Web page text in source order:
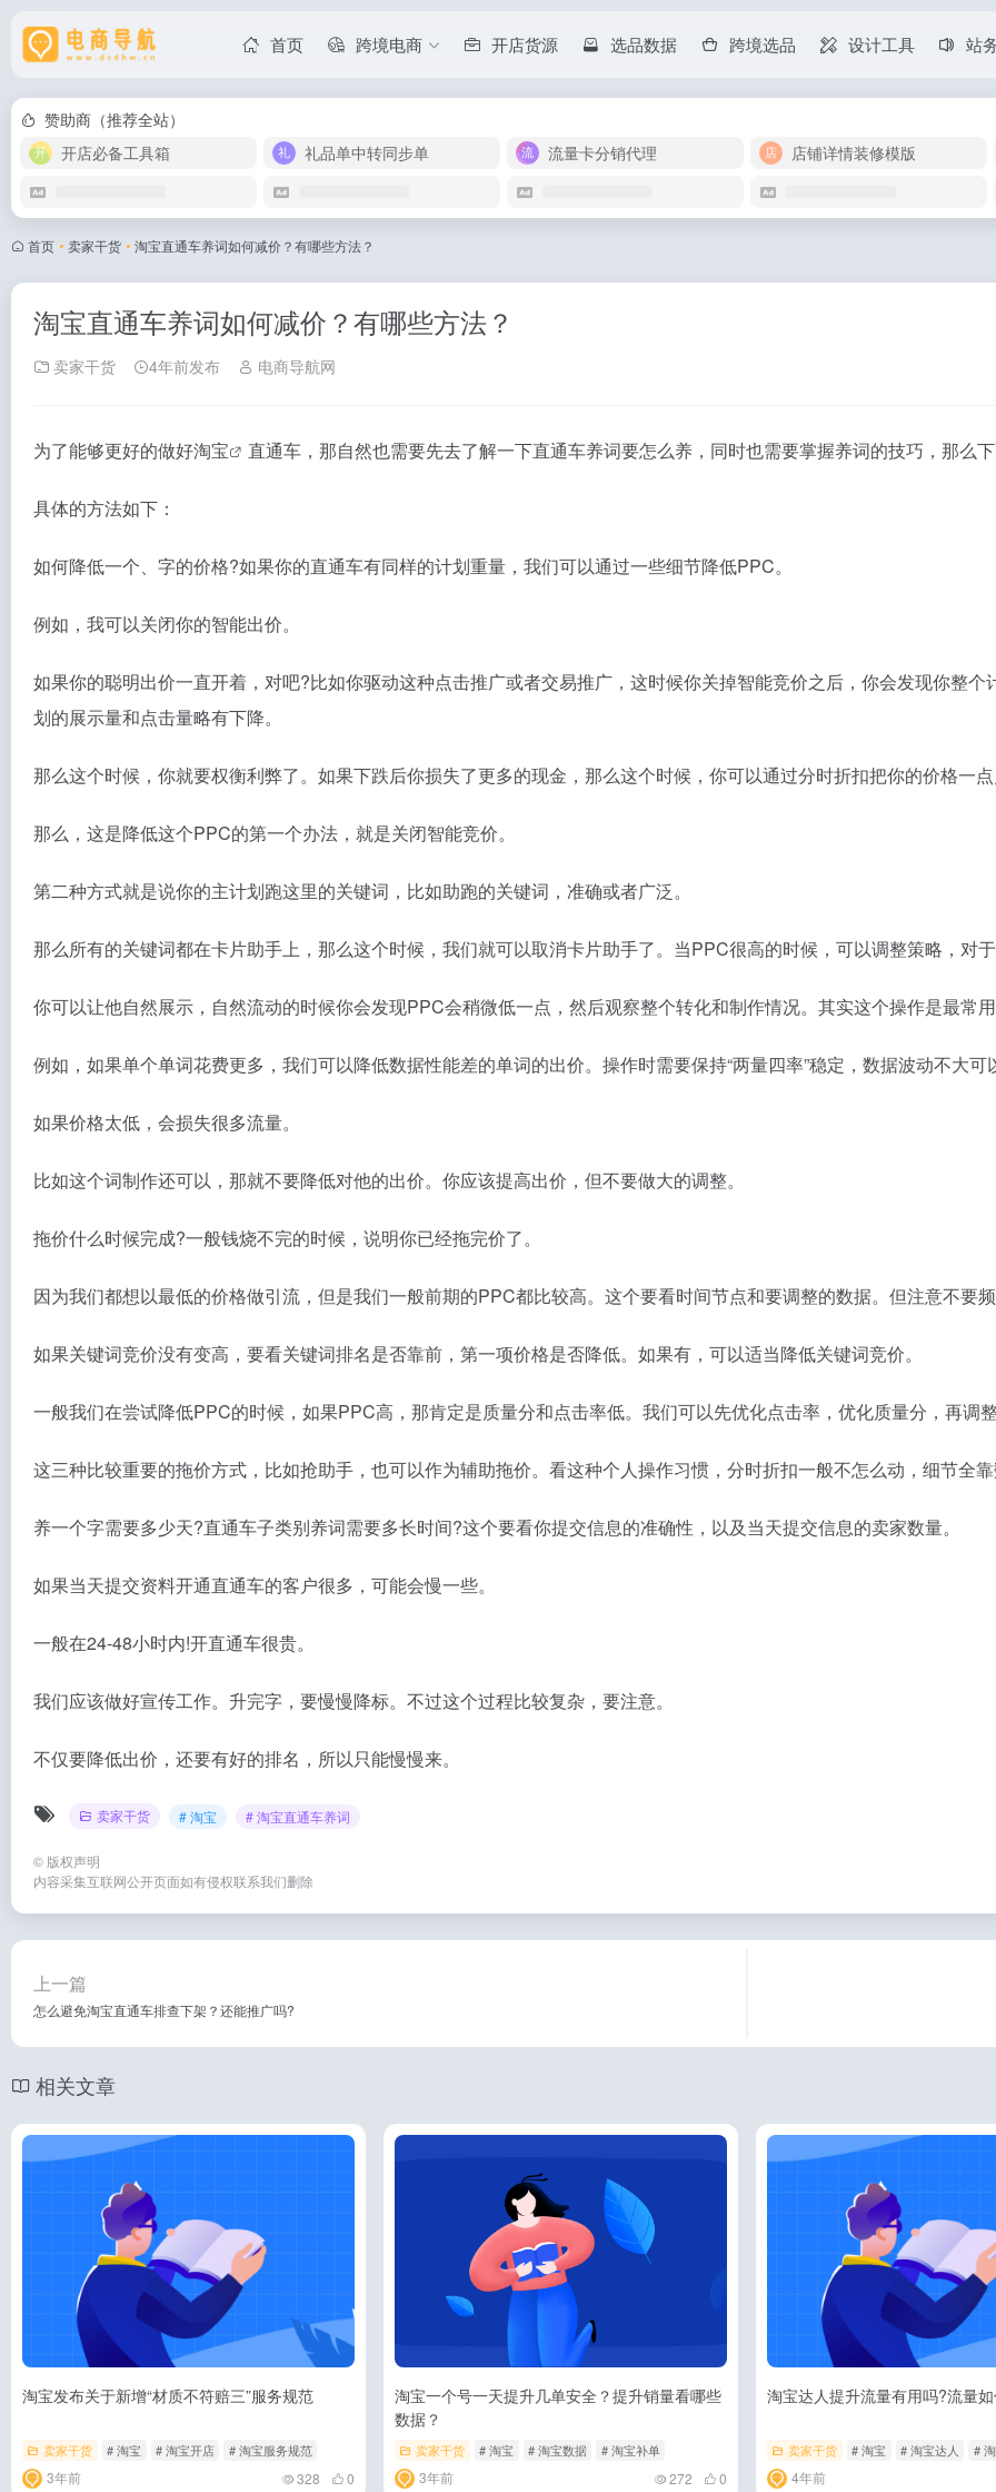
首页 跨境电商 开店货源 选品数据 跨境选品 设计工具 站
赞助商（推荐全站）
开店必备工具箱
礼品单中转同步单 流量卡分销代理 店铺详情装修模版
首页 • 卖家干货 • 淘宝直通车养词如何减价？有哪些方法？
淘宝直通车养词如何减价？有哪些方法？
卖家干货 4年前发布 电商导航网
为了能够更好的做好淘宝 直通车，那自然也需要先去了解一下直通车养词要怎么养，同时也需要掌握养词的技巧，那么
具体的方法如下：
如何降低一个、字的价格?如果你的直通车有同样的计划重量，我们可以通过一些细节降低PPC。
例如，我可以关闭你的智能出价。
如果你的聪明出价一直开着，对吧?比如你驱动这种点击推广或者交易推广，这时候你关掉智能竞价之后，你会发现你整
划的展示量和点击量略有下降。
那么这个时候，你就要权衡利弊了。如果下跌后你损失了更多的现金，那么这个时候，你可以通过分时折扣把你的价格一
那么，这是降低这个PPC的第一个办法，就是关闭智能竞价。
第二种方式就是说你的主计划跑这里的关键词，比如助跑的关键词，准确或者广泛。
那么所有的关键词都在卡片助手上，那么这个时候，我们就可以取消卡片助手了。当PPC很高的时候，可以调整策略，对
你可以让他自然展示，自然流动的时候你会发现PPC会稍微低一点，然后观察整个转化和制作情况。其实这个操作是最常
例如，如果单个单词花费更多，我们可以降低数据性能差的单词的出价。操作时需要保持“两量四率”稳定，数据波动不大
如果价格太低，会损失很多流量。
比如这个词制作还可以，那就不要降低对他的出价。你应该提高出价，但不要做大的调整。
拖价什么时候完成?一般钱烧不完的时候，说明你已经拖完价了。
因为我们都想以最低的价格做引流，但是我们一般前期的PPC都比较高。这个要看时间节点和要调整的数据。但注意不要
如果关键词竞价没有变高，要看关键词排名是否靠前，第一项价格是否降低。如果有，可以适当降低关键词竞价。
一般我们在尝试降低PPC的时候，如果PPC高，那肯定是质量分和点击率低。我们可以先优化点击率，优化质量分，再调
这三种比较重要的拖价方式，比如抢助手，也可以作为辅助拖价。看这种个人操作习惯，分时折扣一般不怎么动，细节全
养一个字需要多少天?直通车子类别养词需要多长时间?这个要看你提交信息的准确性，以及当天提交信息的卖家数量。
如果当天提交资料开通直通车的客户很多，可能会慢一些。
一般在24-48小时内!开直通车很贵。
我们应该做好宣传工作。升完字，要慢慢降标。不过这个过程比较复杂，要注意。
不仅要降低出价，还要有好的排名，所以只能慢慢来。
卖家干货 # 淘宝 # 淘宝直通车养词
© 版权声明
内容采集互联网公开页面如有侵权联系我们删除
上一篇
怎么避免淘宝直通车排查下架？还能推广吗?
相关文章
淘宝发布关于新增“材质不符赔三”服务规范
卖家干货 # 淘宝 # 淘宝开店 # 淘宝服务规范
3年前 328 0
淘宝一个号一天提升几单安全？提升销量看哪些
数据？
卖家干货 # 淘宝 # 淘宝数据 # 淘宝补单
3年前 272 0
淘宝达人提升流量有用吗?流量
卖家干货 # 淘宝 # 淘宝达人 #
4年前